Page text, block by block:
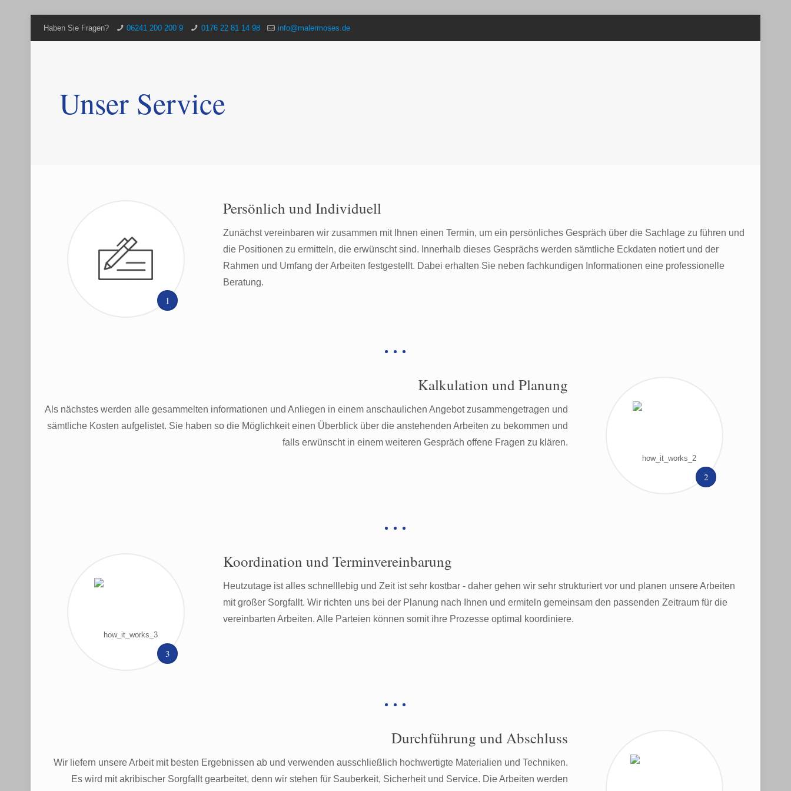
Haben Sie Fragen? 06241 200 200 9 0176 22 81 14 98 info@malermoses.de
Unser Service
1
Persönlich und Individuell
Zunächst vereinbaren wir zusammen mit Ihnen einen Termin, um ein persönliches Gespräch über die Sachlage zu führen und
die Positionen zu ermitteln, die erwünscht sind. Innerhalb dieses Gesprächs werden sämtliche Eckdaten notiert und der
Rahmen und Umfang der Arbeiten festgestellt. Dabei erhalten Sie neben fachkundigen Informationen eine professionelle
Beratung.
Kalkulation und Planung
Als nächstes werden alle gesammelten informationen und Anliegen in einem anschaulichen Angebot zusammengetragen und
sämtliche Kosten aufgelistet. Sie haben so die Möglichkeit einen Überblick über die anstehenden Arbeiten zu bekommen und
falls erwünscht in einem weiteren Gespräch offene Fragen zu klären.
2
3
Koordination und Terminvereinbarung
Heutzutage ist alles schnelllebig und Zeit ist sehr kostbar - daher gehen wir sehr strukturiert vor und planen unsere Arbeiten
mit großer Sorgfallt. Wir richten uns bei der Planung nach Ihnen und ermiteln gemeinsam den passenden Zeitraum für die
vereinbarten Arbeiten. Alle Parteien können somit ihre Prozesse optimal koordiniere.
Durchführung und Abschluss
Wir liefern unsere Arbeit mit besten Ergebnissen ab und verwenden ausschließlich hochwertigte Materialien und Techniken.
Es wird mit akribischer Sorgfallt gearbeitet, denn wir stehen für Sauberkeit, Sicherheit und Service. Die Arbeiten werden